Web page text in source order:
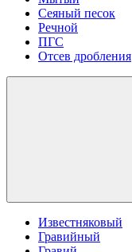
Сеяный песок
Речной
ПГС
Отсев дробления
Известняковый
Гравийный